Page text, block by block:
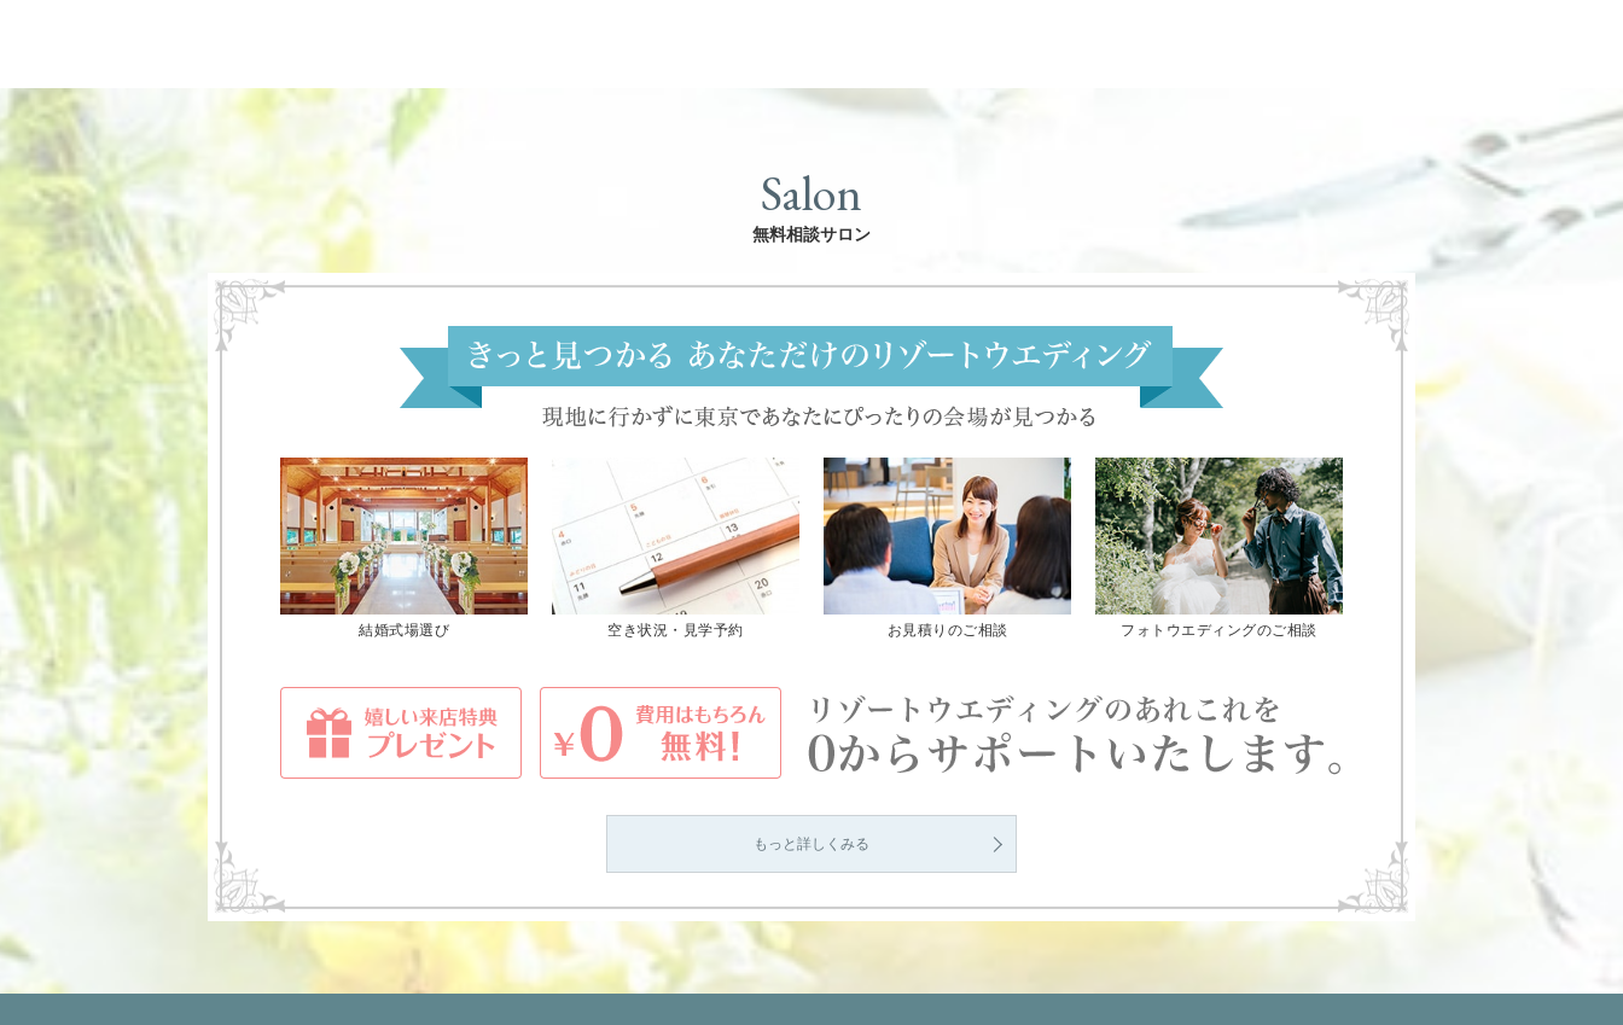
Salon
無料相談サロン
結婚式場選び 空き状況・見学予約 お見積りのご相談 フォトウエディングのご相談
もっと詳しくみる